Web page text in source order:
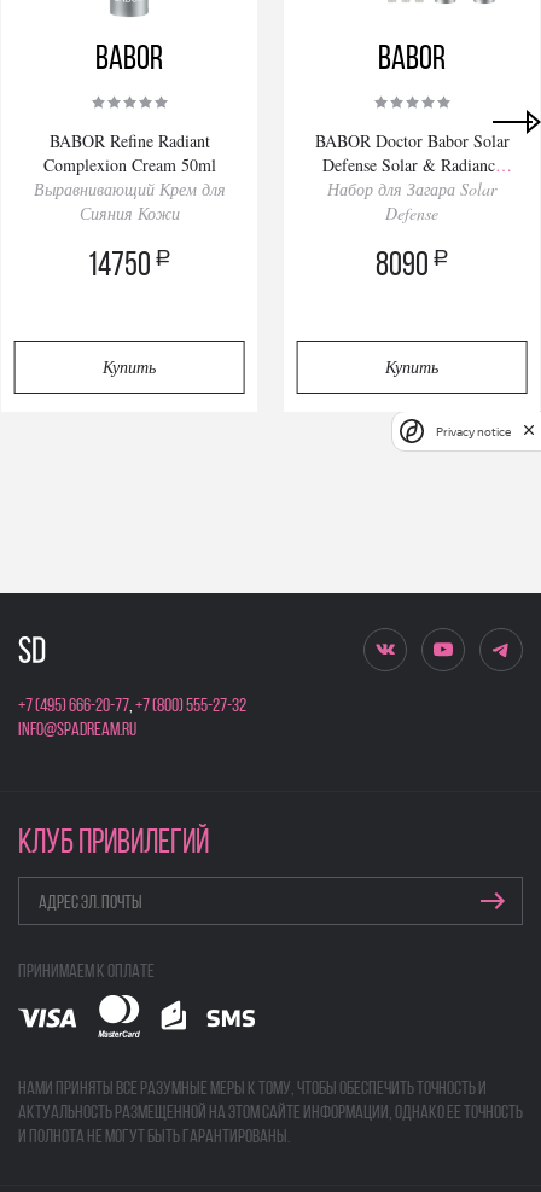
BABOR
BABOR Refine Radiant
Complexion Cream 50ml
Выравнивающий Крем для
Сияния Кожи
14750 a
Купить
BABOR
BABOR Doctor Babor Solar
Defense Solar & Radiance
Routine Set
Набор для Загара Solar
Defense
8090 a
Купить
+7 (495) 666-20-77,+7 (800) 555-27-32
info@spadream.ru
КЛУБ ПРИВИЛЕГИЙ
Принимаем к оплате
Нами приняты все разумные меры к тому, чтобы обеспечить точность и
актуальность размещенной на этом сайте информации, однако ее точность
и полнота не могут быть гарантированы.
Privacy notice